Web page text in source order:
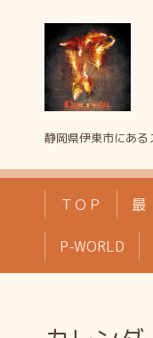
静岡県伊東市にあ
ＴＯＰ
P-WORLD